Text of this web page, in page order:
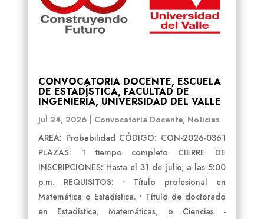
CONVOCATORIA DOCENTE, ESCUELA
DE ESTADÍSTICA, FACULTAD DE
INGENIERÍA, UNIVERSIDAD DEL VALLE
Jul 24, 2026 Convocatoria Docente, Noticias
AREA: Probabilidad CÓDIGO: CON-2026-0361
PLAZAS: 1 tiempo completo CIERRE DE
INSCRIPCIONES: Hasta el 31 de julio, a las 5:00
p.m. REQUISITOS: • Título profesional en
Matemática o Estadística. • Título de doctorado
en Estadística, Matemáticas, o Ciencias -